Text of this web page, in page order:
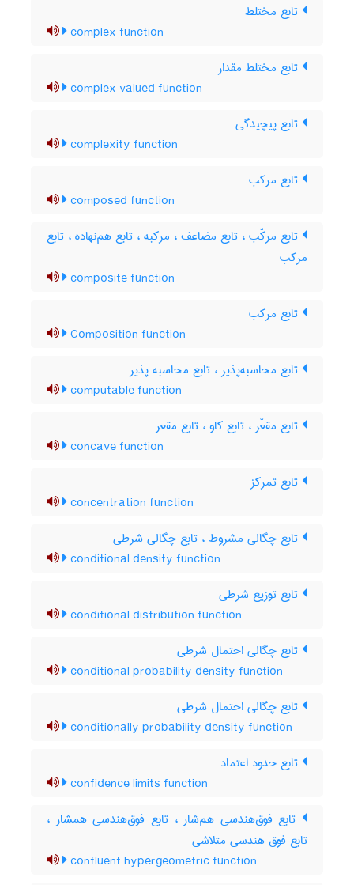
تابع مختلط
complex function
تابع مختلط مقدار
complex valued function
تابع پیچیدگی
complexity function
تابع مرکب
composed function
تابع مرکّب ، تابع مضاعف ، مرکبه ، تابع هم‌نهاده ، تابع
مرکب
composite function
تابع مرکب
Composition function
تابع محاسبه‌پذیر ، تابع محاسبه پذیر
computable function
تابع مقعّر ، تابع کاو ، تابع مقعر
concave function
تابع تمرکز
concentration function
تابع چگالی مشروط ، تابع چگالی شرطی
conditional density function
تابع توزیع شرطی
conditional distribution function
تابع چگالی احتمال شرطی
conditional probability density function
تابع چگالی احتمال شرطی
conditionally probability density function
تابع حدود اعتماد
confidence limits function
تابع فوق‌هندسی هم‌شار ، تابع فوق‌هندسی همشار ،
تابع فوق هندسی متلاشی
confluent hypergeometric function